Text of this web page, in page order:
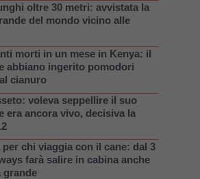
oltre 30 metri: avvistata la
del mondo vicino alle
morti in un mese in Kenya: il
abbiano ingerito pomodori
cianuro
voleva seppellire il suo
era ancora vivo, decisiva la
chi viaggia con il cane: dal 3
farà salire in cabina anche
grande